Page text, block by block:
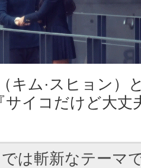
キム·スヒョン）
サイコだけど大丈
は斬新なテーマ